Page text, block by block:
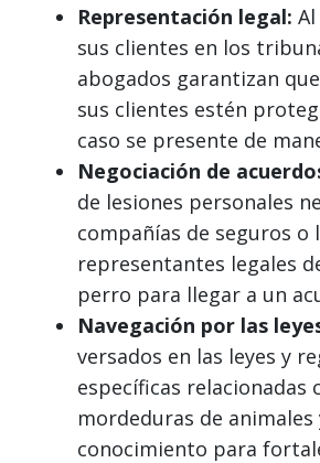
Representación legal:
sus clientes en los
abogados garantizan
sus clientes estén
caso se presente de
Negociación de
de lesiones personales
compañías de seguros o
representantes legales
perro para llegar a un
Navegación por las
versados ​​​​en las leyes y
específicas relacionadas
mordeduras de
conocimiento para